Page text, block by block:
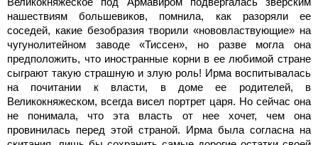
нашествиям большевиков, помнила, как разоряли ее
соседей, какие безобразия творили «нововластвующие» на
чугунолитейном заводе «Тиссен», но разве могла она
предположить, что иностранные корни в ее любимой стране
сыграют такую страшную и злую роль! Ирма воспитывалась
на почитании к власти, в доме ее родителей, в
Великокняжеском, всегда висел портрет царя. Но сейчас она
не понимала, что эта власть от нее хочет, чем она
провинилась перед этой страной. Ирма была согласна на